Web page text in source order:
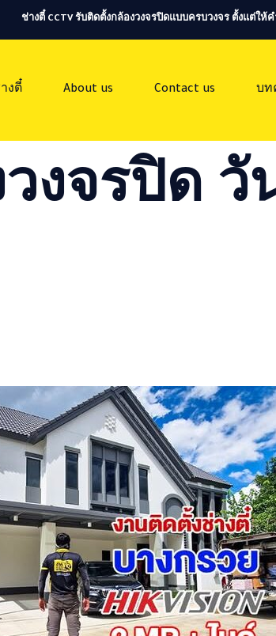
ช่างตี๋ CCTV รับติดตั้งกล้องวงจรปิดแบบครบวงจร ตั้งแต่
งตี๋ About us Contact us บท
งจรปิด วั